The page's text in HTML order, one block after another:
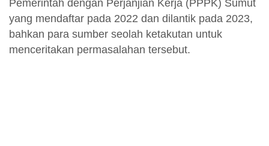
Pemerintah dengan Perjanjian Kerja (PPPK) Sumut
yang mendaftar pada 2022 dan dilantik pada 2023,
bahkan para sumber seolah ketakutan untuk
menceritakan permasalahan tersebut.